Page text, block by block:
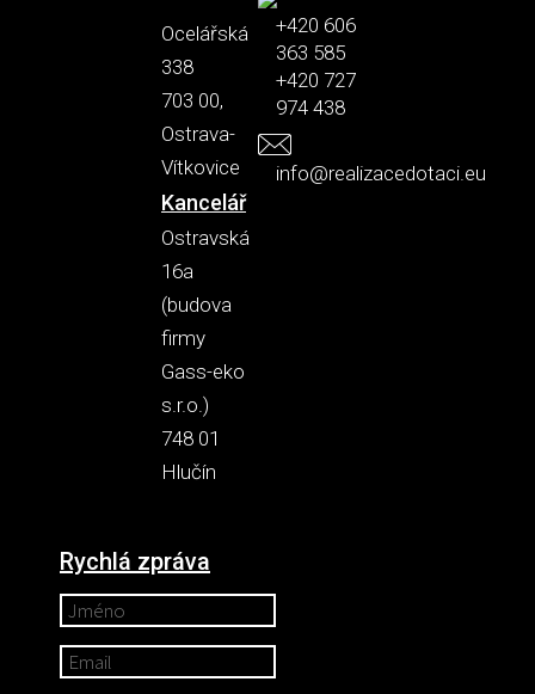
Ocelářská
338
703 00,
Ostrava-
Vítkovice
Kancelář
Ostravská
16a
(budova
firmy
Gass-eko
s.r.o.)
748 01
Hlučín
+420 606
363 585
+420 727
974 438
info@realizacedotaci.eu
Rychlá zpráva